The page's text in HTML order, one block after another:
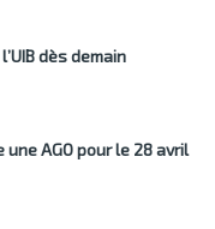
dès demain
AGO pour le 28 avril